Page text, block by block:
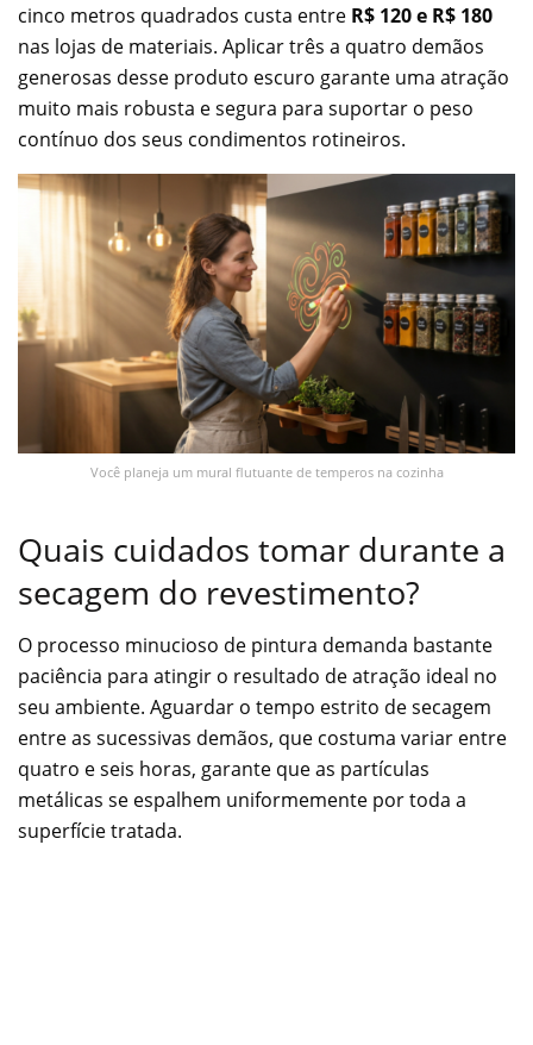
cinco metros quadrados custa entre R$ 120 e R$ 180
nas lojas de materiais. Aplicar três a quatro demãos
generosas desse produto escuro garante uma atração
muito mais robusta e segura para suportar o peso
contínuo dos seus condimentos rotineiros.
Você planeja um mural flutuante de temperos na cozinha
Quais cuidados tomar durante a
secagem do revestimento?
O processo minucioso de pintura demanda bastante
paciência para atingir o resultado de atração ideal no
seu ambiente. Aguardar o tempo estrito de secagem
entre as sucessivas demãos, que costuma variar entre
quatro e seis horas, garante que as partículas
metálicas se espalhem uniformemente por toda a
superfície tratada.